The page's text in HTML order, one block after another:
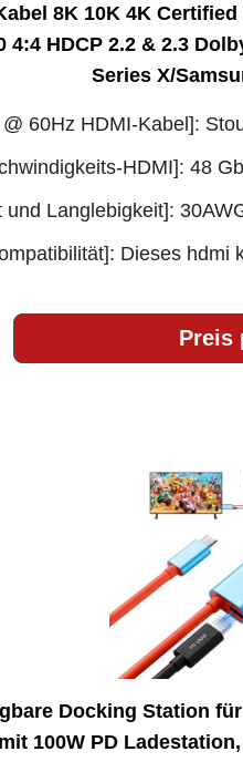
8K 10K 4K
4:4 HDCP 2.2 & 2.3
Series X/
60Hz HDMI-Kabel]:
HDMI]: 48
und Langlebigkeit]:
Dieses hdmi
Preis
Docking Station
100W PD